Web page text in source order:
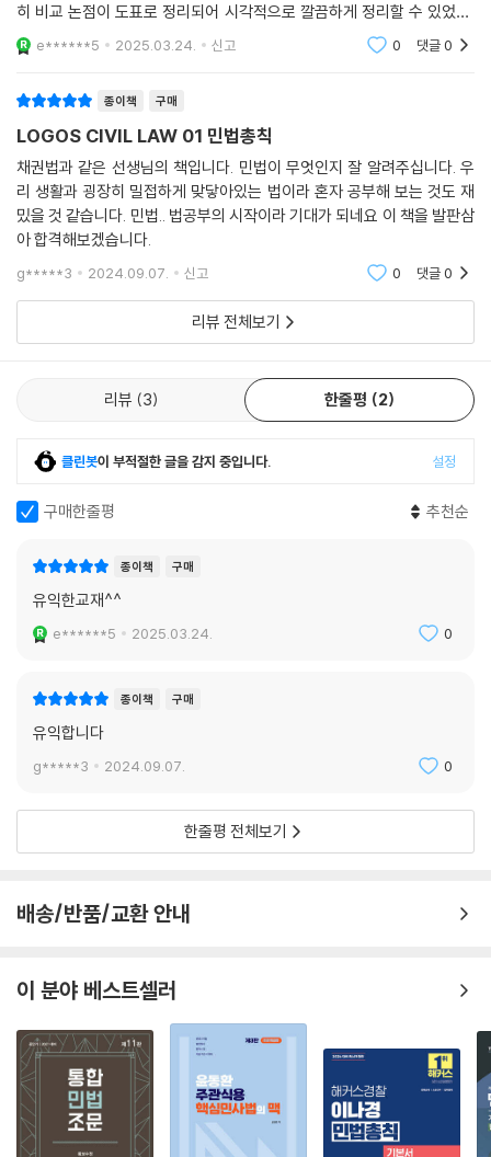
제2절 물건
1. 물건의 의의
3. 부동산과 동산
5. 원물과 과실
제5장 권리의 변동
제1절 총설
1. 권리변동의 의의
2. 권리변동의 태양(모습)
제2절 법률행위
1. 서설
3. 법률행위의 종류
5. 법률행위의 내용(목적)
제2항 의사표시
2. 의사와 표시의 불일치
4. 의사표시의 효력발생
제3항 대리
2. 대리의 3면 관계(대리권·대리행위·대리의 효과)
제4항 법률행위의 무효와 취소
2. 법률행위의 무효
1. 서설
3. 기한
제3절 기간
1. 서설
2. 기간의 계산방법
히 비교 논점이 도표로 정리되어 시각적으로 깔끔하게 정리할 수 있었고,
이를 통해 핵심을 빠르게 파악할 수 있었습니다. 민법 공부가 이렇게 체계
적이고 직관적으로
e******5 2025.03.24. 신고 0 댓글0
종이책 구매
LOGOS CIVIL LAW 01 민법총칙
채권법과 같은 선생님의 책입니다. 민법이 무엇인지 잘 알려주십니다. 우
리 생활과 굉장히 밀접하게 맞닿아있는 법이라 혼자 공부해 보는 것도 재
밌을 것 같습니다. 민법.. 법공부의 시작이라 기대가 되네요 이 책을 발판삼
아 합격해보겠습니다.
g*****3 2024.09.07. 신고 0 댓글0
리뷰 전체보기
리뷰 3 한줄평 2
클린봇이 부적절한 글을 감지 중입니다. 설정
구매한줄평 추천순
종이책 구매
유익한교재^^
e******5 2025.03.24. 0
종이책 구매
유익합니다
g*****3 2024.09.07. 0
한줄평 전체보기
배송/반품/교환 안내
이 분야 베스트셀러